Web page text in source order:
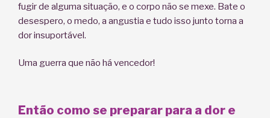
fugir de alguma situação, e o corpo não se mexe. Bate o
desespero, o medo, a angustia e tudo isso junto torna a
dor insuportável.
Uma guerra que não há vencedor!
Então como se preparar para a dor e